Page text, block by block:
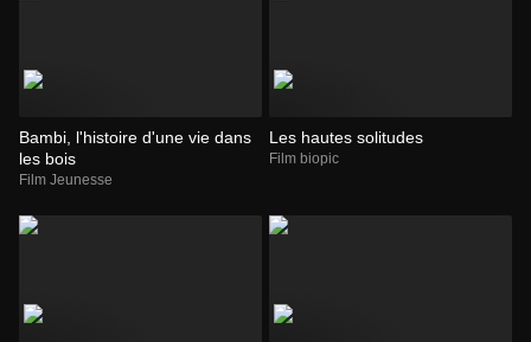
Bambi, l'histoire d'une vie dans
les bois
Film Jeunesse
Les hautes solitudes
Film biopic